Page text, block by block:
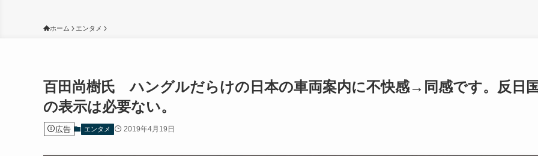
ホーム エンタメ
百田尚樹氏 ハングルだらけの日本の車両案内に不快感→同感です。反日国
の表示は必要ない。
広告 エンタメ 2019年4月19日